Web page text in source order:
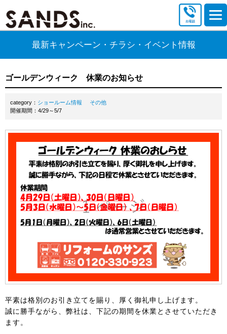
最新キャンペーン・チラシ・イベント情報
ゴールデンウィーク 休業のお知らせ
category： ショールーム情報
その他
開催期間：4/29～5/7
平素は格別のお引き立てを賜り、厚く御礼申し上げます。
誠に勝手ながら、弊社は、下記の期間を休業とさせていただき
ます。